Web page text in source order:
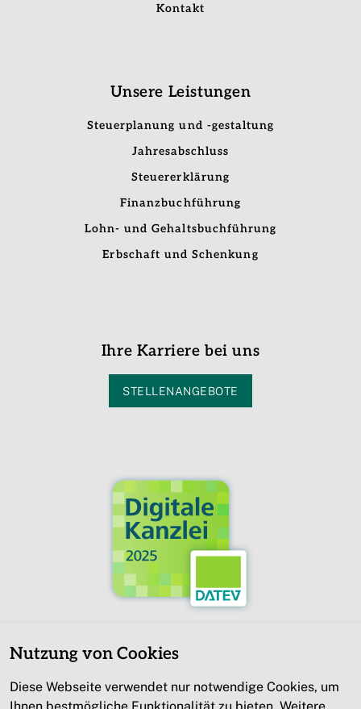
Nutzung von Cookies
Diese Webseite verwendet nur notwendige Cookies, um
Kontakt
Unsere Leistungen
Steuerplanung und -gestaltung
Jahresabschluss
Steuererklärung
Finanzbuchführung
Lohn- und Gehaltsbuchführung
Erbschaft und Schenkung
Ihre Karriere bei uns
STELLENANGEBOTE